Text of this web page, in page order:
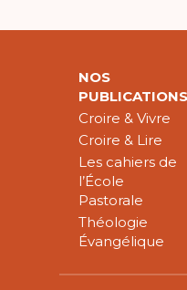
NOS
PUBLICATIONS
Croire & Vivre
Croire & Lire
Les cahiers de
l’École
Pastorale
Théologie
Évangélique